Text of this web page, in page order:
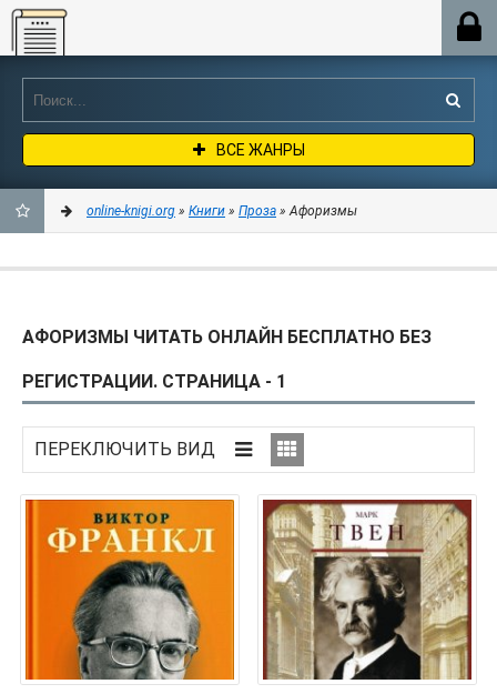
Online-knigi.org
ВСЕ ЖАНРЫ
ЗАКЛАДКИ
online-knigi.org » Книги » Проза » Афоризмы
АФОРИЗМЫ ЧИТАТЬ ОНЛАЙН БЕСПЛАТНО БЕЗ
РЕГИСТРАЦИИ. СТРАНИЦА - 1